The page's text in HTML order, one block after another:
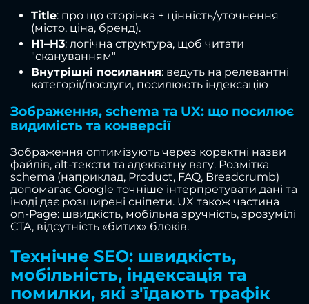
Title: про що сторінка + цінність/уточнення
(місто, ціна, бренд).
H1–H3: логічна структура, щоб читати
"скануванням"
Внутрішні посилання: ведуть на релевантні
категорії/послуги, посилюють індексацію
Зображення, schema та UX: що посилює
видимість та конверсії
Зображення оптимізують через коректні назви
файлів, alt-тексти та адекватну вагу. Розмітка
schema (наприклад, Product, FAQ, Breadcrumb)
допомагає Google точніше інтерпретувати дані та
іноді дає розширені сніпети. UX також частина
on-Page: швидкість, мобільна зручність, зрозумілі
CTA, відсутність «битих» блоків.
Технічне SEO: швидкість,
мобільність, індексація та
помилки, які з'їдають трафік